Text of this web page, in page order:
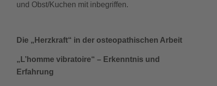
und Obst/Kuchen mit inbegriffen.
Die „Herzkraft“ in der osteopathischen Arbeit
„L’homme vibratoire“ – Erkenntnis und
Erfahrung